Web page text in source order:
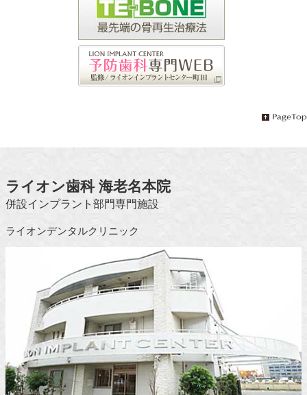
ライオン歯科 海老名本院
併設インプラント部門専門施設
ライオンデンタルクリニック